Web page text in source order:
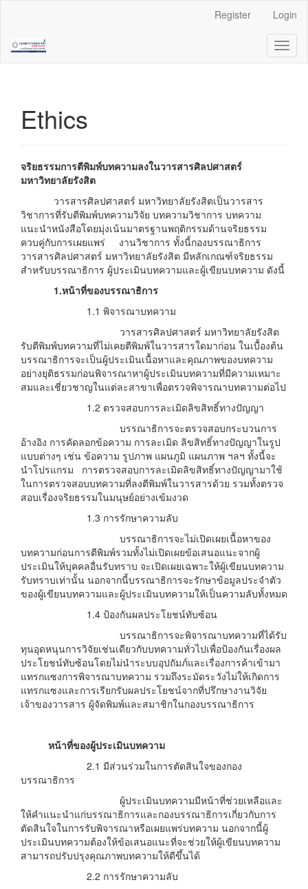
page
content
Content
Sidebar
Register Login
Ethics
จริยธรรมการตีพิมพ์บทความลงในวารสารศิลปศาสตร์
มหาวิทยาลัยรังสิต
วารสารศิลปศาสตร์ มหาวิทยาลัยรังสิตเป็นวารสาร
วิชาการที่รับตีพิมพ์บทความวิจัย บทความวิชาการ บทความ
แนะนำหนังสือโดยมุ่งเน้นมาตรฐานพฤติกรรมด้านจริยธรรม
ควบคู่กับการเผยแพร่ งานวิชาการ ทั้งนี้กองบรรณาธิการ
วารสารศิลปศาสตร์ มหาวิทยาลัยรังสิต มีหลักเกณฑ์จริยธรรม
สำหรับบรรณาธิการ ผู้ประเมินบทความและผู้เขียนบทความ ดังนี้
1.หน้าที่ของบรรณาธิการ
1.1 พิจารณาบทความ
วารสารศิลปศาสตร์ มหาวิทยาลัยรังสิต
รับตีพิมพ์บทความที่ไม่เคยตีพิมพ์ในวารสารใดมาก่อน ในเบื้องต้น
บรรณาธิการจะเป็นผู้ประเมินเนื้อหาและคุณภาพของบทความ
อย่างยุติธรรมก่อนพิจารณาหาผู้ประเมินบทความที่มีความเหมาะ
สมและเชี่ยวชาญในแต่ละสาขาเพื่อตรวจพิจารณาบทความต่อไป
1.2 ตรวจสอบการละเมิดลิขสิทธิ์ทางปัญญา
บรรณาธิการจะตรวจสอบกระบวนการ
อ้างอิง การคัดลอกข้อความ การละเมิด ลิขสิทธิ์ทางปัญญาในรูป
แบบต่างๆ เช่น ข้อความ รูปภาพ แผนภูมิ แผนภาพ ฯลฯ ทั้งนี้จะ
นำโปรแกรม การตรวจสอบการละเมิดลิขสิทธิ์ทางปัญญามาใช้
ในการตรวจสอบบทความที่ลงตีพิมพ์ในวารสารด้วย รวมทั้งตรวจ
สอบเรื่องจริยธรรมในมนุษย์อย่างเข้มงวด
1.3 การรักษาความลับ
บรรณาธิการจะไม่เปิดเผยเนื้อหาของ
บทความก่อนการตีพิมพ์รวมทั้งไม่เปิดเผยข้อเสนอแนะจากผู้
ประเมินให้บุคคลอื่นรับทราบ จะเปิดเผยเฉพาะให้ผู้เขียนบทความ
รับทราบเท่านั้น นอกจากนี้บรรณาธิการจะรักษาข้อมูลประจำตัว
ของผู้เขียนบทความและผู้ประเมินบทความให้เป็นความลับทั้งหมด
1.4 ป้องกันผลประโยชน์ทับซ้อน
บรรณาธิการจะพิจารณาบทความที่ได้รับ
ทุนอุดหนุนการวิจัยเช่นเดียวกับบทความทั่วไปเพื่อป้องกันเรื่องผล
ประโยชน์ทับซ้อนโดยไม่นำระบบอุปถัมภ์และเรื่องการค้าเข้ามา
แทรกแซงการพิจารณาบทความ รวมถึงระมัดระวังไม่ให้เกิดการ
แทรกแซงและการเรียกรับผลประโยชน์จากที่ปรึกษางานวิจัย
เจ้าของวารสาร ผู้จัดพิมพ์และสมาชิกในกองบรรณาธิการ
หน้าที่ของผู้ประเมินบทความ
2.1 มีส่วนร่วมในการตัดสินใจของกอง
บรรณาธิการ
ผู้ประเมินบทความมีหน้าที่ช่วยเหลือและ
ให้คําแนะนําแก่บรรณาธิการและกองบรรณาธิการเกี่ยวกับการ
ตัดสินใจในการรับพิจารณาหรือเผยแพร่บทความ นอกจากนี้ผู้
ประเมินบทความต้องให้ข้อเสนอแนะที่จะช่วยให้ผู้เขียนบทความ
สามารถปรับปรุงคุณภาพบทความให้ดีขึ้นได้
2.2 การรักษาความลับ